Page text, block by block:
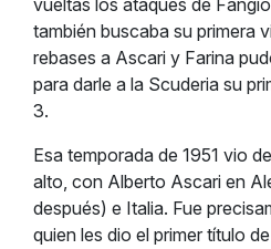
vueltas los ataques de
también buscaba su primera
rebases a Ascari y Farina
para darle a la Scuderia su
3.
Esa temporada de 1951 vio
alto, con Alberto Ascari en
después) e Italia. Fue
quien les dio el primer título